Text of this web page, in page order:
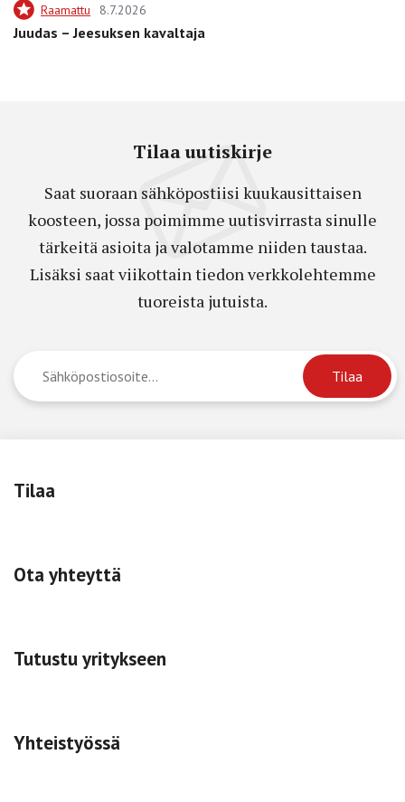
Raamattu 8.7.2026
Juudas – Jeesuksen kavaltaja
Tilaa uutiskirje
Saat suoraan sähköpostiisi kuukausittaisen
koosteen, jossa poimimme uutisvirrasta sinulle
tärkeitä asioita ja valotamme niiden taustaa.
Lisäksi saat viikottain tiedon verkkolehtemme
tuoreista jutuista.
Tilaa
Ota yhteyttä
Tutustu yritykseen
Yhteistyössä